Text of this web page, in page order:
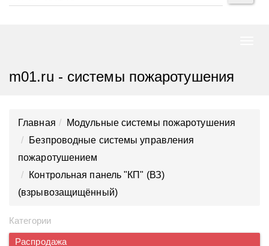
m01.ru - системы пожаротушения
Главная
Модульные системы пожаротушения
Безпроводные системы управления
пожаротушением
Контрольная панель "КП" (ВЗ)
(взрывозащищённый)
Категории
Распродажа